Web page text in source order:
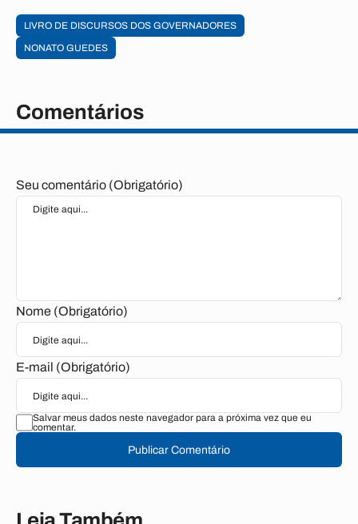
LIVRO DE DISCURSOS DOS GOVERNADORES
NONATO GUEDES
Comentários
Seu comentário (Obrigatório)
Nome (Obrigatório)
E-mail (Obrigatório)
Salvar meus dados neste navegador para a próxima vez que eu
comentar.
Publicar Comentário